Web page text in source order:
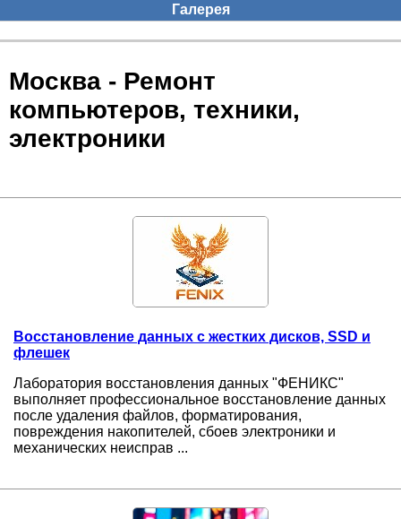
Галерея
Москва - Ремонт
компьютеров, техники,
электроники
Восстановление данных с жестких дисков, SSD и
флешек
Лаборатория восстановления данных "ФЕНИКС"
выполняет профессиональное восстановление данных
после удаления файлов, форматирования,
повреждения накопителей, сбоев электроники и
механических неисправ ...